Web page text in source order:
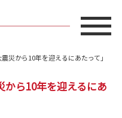
災から10年を迎えるにあたって」
ら10年を迎えるにあ